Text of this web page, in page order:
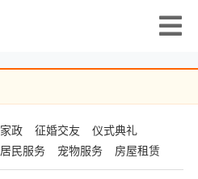
家政 征婚交友
仪式典礼
居民服务 宠物服务 房屋租赁